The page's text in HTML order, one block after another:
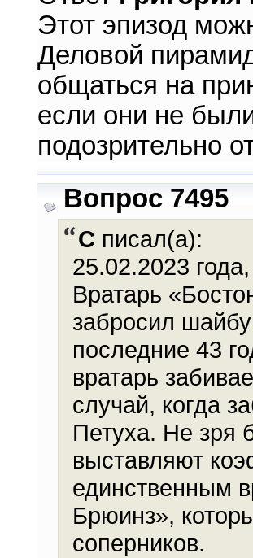
Этот эпизод
Деловой
общаться на
если они не
подозрительно
Вопрос 7495
C писал(а):
25.02.2023
Вратарь
забросил
последние 43
вратарь
случай, когда
Петуха. Не зря
выставляют
единственным
Брюинз»,
соперников.